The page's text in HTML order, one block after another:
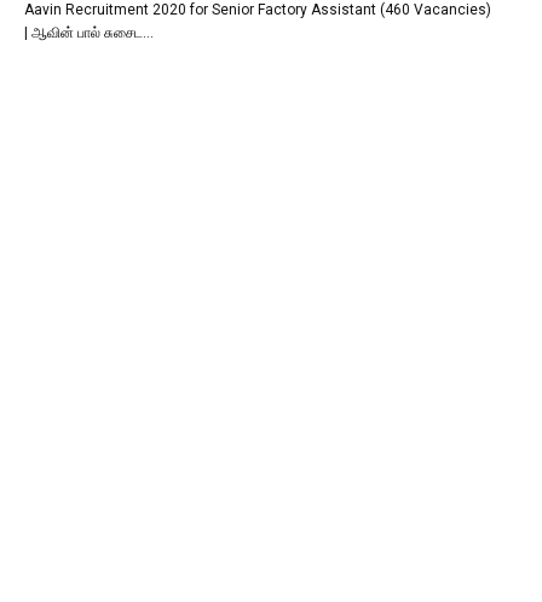
Aavin Recruitment 2020 for Senior Factory Assistant (460 Vacancies)
| ஆவின் பால் சுசைட…